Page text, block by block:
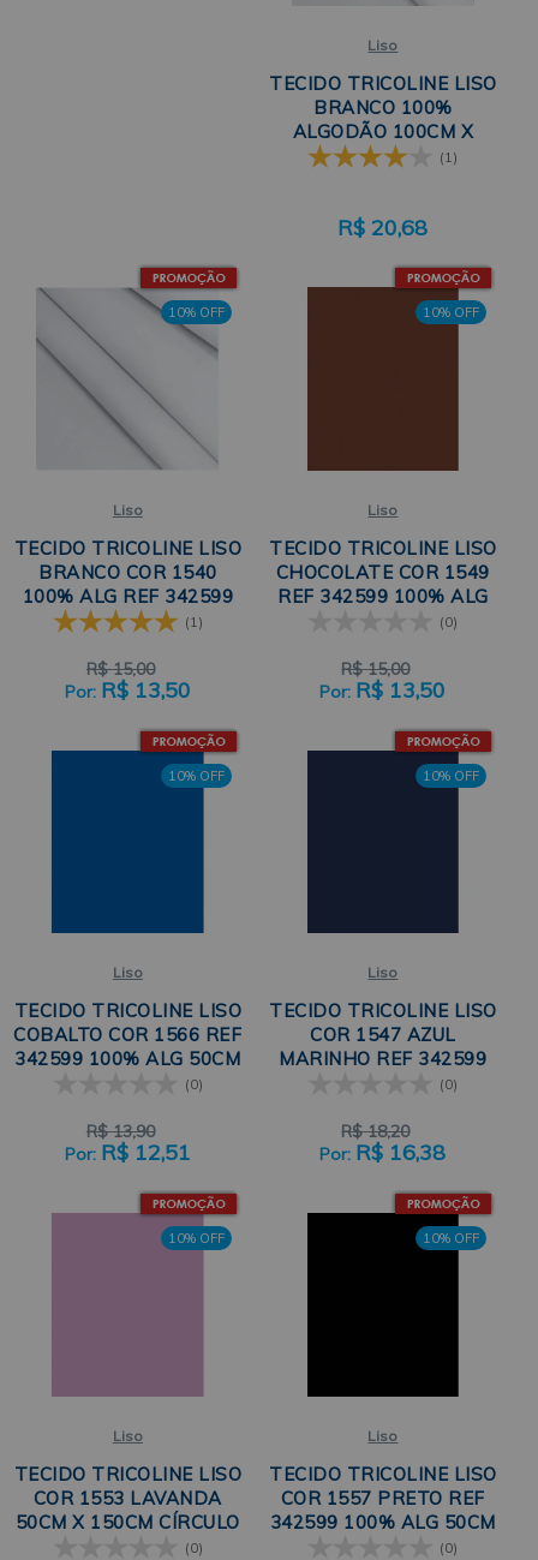
Liso
TECIDO TRICOLINE LISO
BRANCO 100%
ALGODÃO 100CM X
150CM PERIPAN
(1)
R$ 20,68
10% OFF
Liso
TECIDO TRICOLINE LISO
BRANCO COR 1540
100% ALG REF 342599
50CM X 150CM CÍRCULO
(1)
R$ 15,00
R$ 13,50
10% OFF
Liso
TECIDO TRICOLINE LISO
CHOCOLATE COR 1549
REF 342599 100% ALG
50CM X 150CM CÍRCULO
(0)
R$ 15,00
R$ 13,50
10% OFF
Liso
TECIDO TRICOLINE LISO
COBALTO COR 1566 REF
342599 100% ALG 50CM
X 150CM CÍRCULO
(0)
R$ 13,90
R$ 12,51
10% OFF
Liso
TECIDO TRICOLINE LISO
COR 1547 AZUL
MARINHO REF 342599
100% ALG 50CM X
(0)
R$ 18,20
R$ 16,38
10% OFF
Liso
TECIDO TRICOLINE LISO
COR 1553 LAVANDA
50CM X 150CM CÍRCULO
(0)
10% OFF
Liso
TECIDO TRICOLINE LISO
COR 1557 PRETO REF
342599 100% ALG 50CM
X 150CM CÍRCULO
(0)